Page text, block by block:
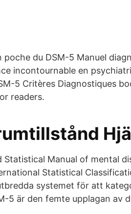
poche du DSM-5 Manuel
incontournable en
5 Critères Diagnostiques
readers.
Statistical Manual of mental
Statistical
systemet för att
5 är den femte upplagan av